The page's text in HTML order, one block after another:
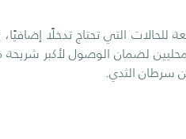
للحالات التي تحتاج تدخلًا
لضمان الوصول لأكبر
سرطان الثدي.